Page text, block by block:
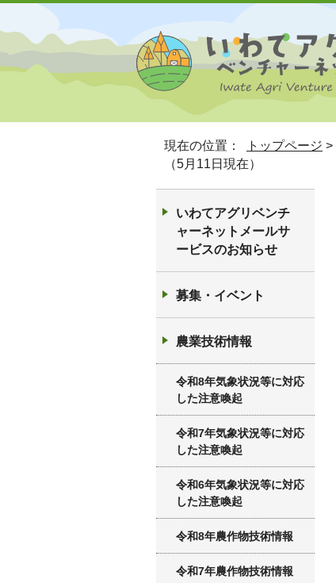
現在の位置： トップページ >
（5月11日現在）
いわてアグリベンチ
ャーネットメールサ
ービスのお知らせ
募集・イベント
農業技術情報
令和8年気象状況等に対応
した注意喚起
令和7年気象状況等に対応
した注意喚起
令和6年気象状況等に対応
した注意喚起
令和8年農作物技術情報
令和7年農作物技術情報